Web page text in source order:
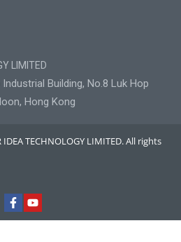
LIMITED
Building, No.8 Luk Hop
Hong Kong
TECHNOLOGY LIMITED. All rights